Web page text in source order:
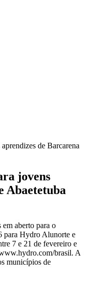
de Barcarena
jovens
Abaetetuba
aberto para o
para Hydro Alunorte e
7 e 21 de fevereiro e
brasil. A
municípios de